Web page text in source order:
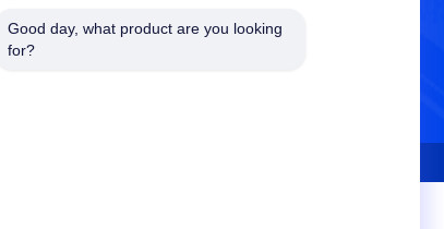
Co.,Limited . Όλα τα δικαιώματα Διατηρημένος.
Good day, what product are you looking
for?